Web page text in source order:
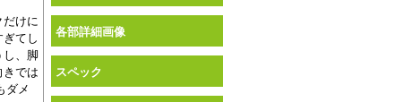
けに
てし
、脚
では
ダメ
各部詳細画像
スペック